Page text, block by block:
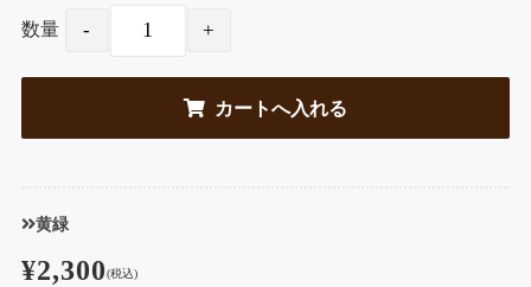
数量
黄緑
¥2,300(税込)